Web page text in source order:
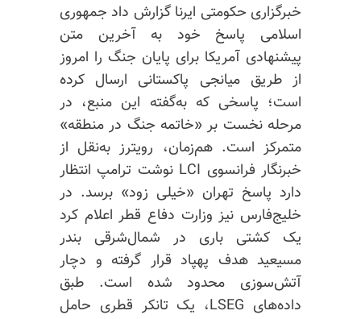
خبرگزاری حکومتی ایرنا گزارش داد جمهوری
اسلامی پاسخ خود به آخرین متن
پیشنهادی آمریکا برای پایان جنگ را امروز
از طریق میانجی پاکستانی ارسال کرده
است؛ پاسخی که به‌گفته این منبع، در
مرحله نخست بر «خاتمه جنگ در منطقه»
متمرکز است. هم‌زمان، رویترز به‌نقل از
خبرنگار فرانسوی LCI نوشت ترامپ انتظار
دارد پاسخ تهران «خیلی زود» برسد. در
خلیج‌فارس نیز وزارت دفاع قطر اعلام کرد
یک کشتی باری در شمال‌شرقی بندر
مسیعید هدف پهپاد قرار گرفته و دچار
آتش‌سوزی محدود شده است. طبق
داده‌های LSEG، یک تانکر قطری حامل